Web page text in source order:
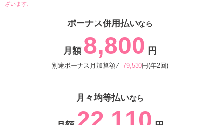
ざいます。
ボーナス併用払いなら
月額 8,800 円
別途ボーナス月加算額 ⁄ 79,530円(年2回)
月々均等払いなら